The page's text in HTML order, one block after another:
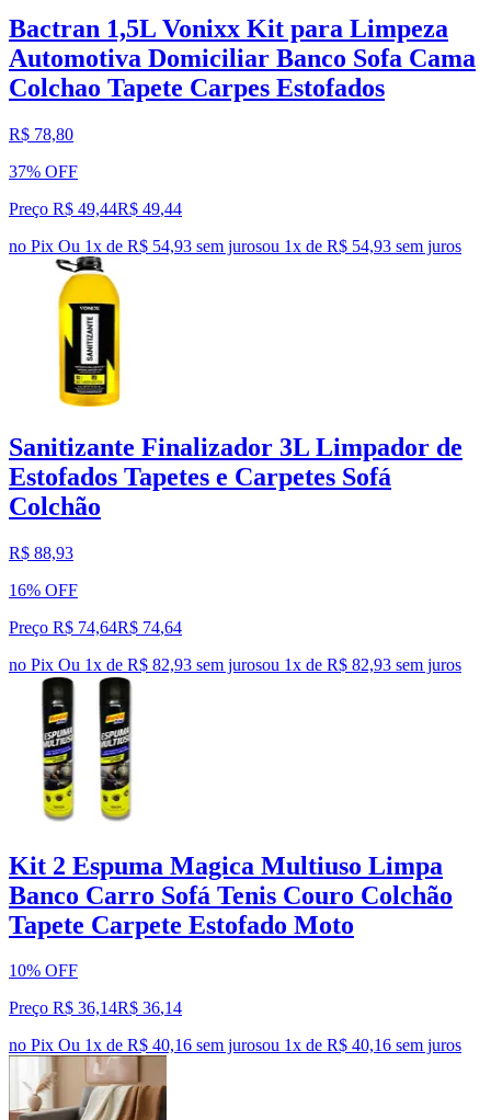
Bactran 1,5L Vonixx Kit para Limpeza
Automotiva Domiciliar Banco Sofa Cama
Colchao Tapete Carpes Estofados
R$ 78,80
37% OFF
Preço R$ 49,44R$ 49,44
no Pix Ou 1x de R$ 54,93 sem jurosou 1x de R$ 54,93 sem juros
Sanitizante Finalizador 3L Limpador de
Estofados Tapetes e Carpetes Sofá
Colchão
R$ 88,93
16% OFF
Preço R$ 74,64R$ 74,64
no Pix Ou 1x de R$ 82,93 sem jurosou 1x de R$ 82,93 sem juros
Kit 2 Espuma Magica Multiuso Limpa
Banco Carro Sofá Tenis Couro Colchão
Tapete Carpete Estofado Moto
10% OFF
Preço R$ 36,14R$ 36,14
no Pix Ou 1x de R$ 40,16 sem jurosou 1x de R$ 40,16 sem juros